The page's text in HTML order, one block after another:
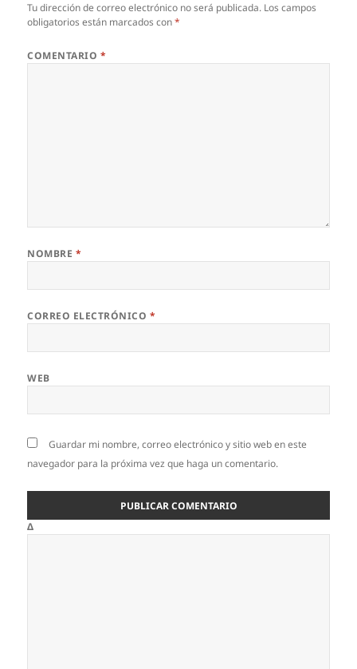
Tu dirección de correo electrónico no será publicada. Los campos
obligatorios están marcados con*
COMENTARIO *
NOMBRE *
CORREO ELECTRÓNICO *
WEB
Guardar mi nombre, correo electrónico y sitio web en este
navegador para la próxima vez que haga un comentario.
Δ